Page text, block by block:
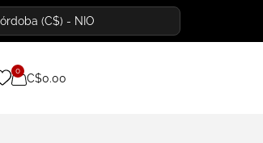
(C$) - NIO
C$0.00
0